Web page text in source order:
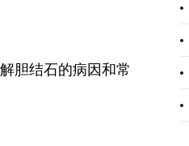
胆结石的病因和常